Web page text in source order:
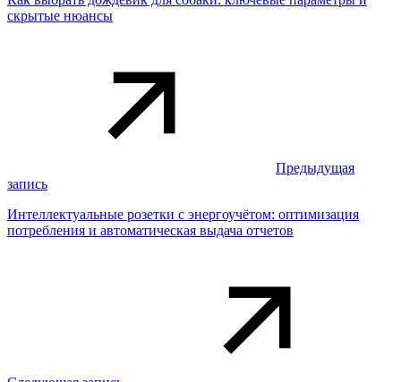
скрытые нюансы
Предыдущая
запись
Интеллектуальные розетки с энергоучётом: оптимизация
потребления и автоматическая выдача отчетов